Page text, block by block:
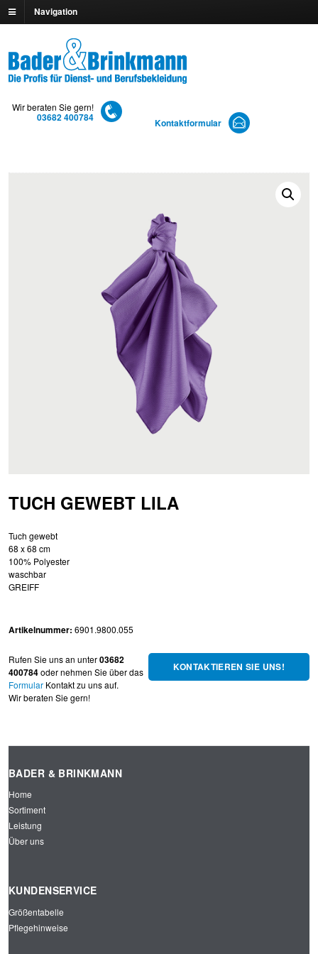
Navigation
Wir beraten Sie gern!
03682 400784 Kontaktformular
TUCH GEWEBT LILA
Tuch gewebt
68 x 68 cm
100% Polyester
waschbar
GREIFF
Artikelnummer: 6901.9800.055
KONTAKTIEREN SIE UNS!
Rufen Sie uns an unter03682
400784oder nehmen Sie über das
Formular Kontakt zu uns auf.
Wir beraten Sie gern!
BADER & BRINKMANN
Home
Sortiment
Leistung
Über uns
KUNDENSERVICE
Größentabelle
Pflegehinweise